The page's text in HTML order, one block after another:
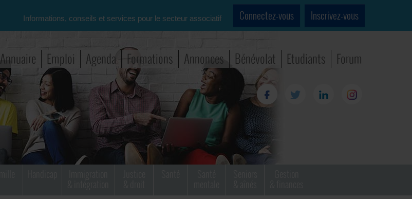
Informations, conseils et services pour le secteur associatif Connectez-vous Inscrivez-vous
Annuaire Emploi Agenda Formations Annonces Bénévolat Etudiants Forum